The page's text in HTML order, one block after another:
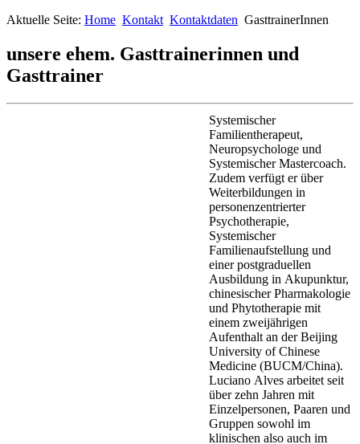
Aktuelle Seite: Home Kontakt Kontaktdaten GasttrainerInnen
unsere ehem. Gasttrainerinnen und
Gasttrainer
Systemischer
Familientherapeut,
Neuropsychologe und
Systemischer Mastercoach.
Zudem verfügt er über
Weiterbildungen in
personenzentrierter
Psychotherapie,
Systemischer
Familienaufstellung und
einer postgraduellen
Ausbildung in Akupunktur,
chinesischer Pharmakologie
und Phytotherapie mit
einem zweijährigen
Aufenthalt an der Beijing
University of Chinese
Medicine (BUCM/China).
Luciano Alves arbeitet seit
über zehn Jahren mit
Einzelpersonen, Paaren und
Gruppen sowohl im
klinischen also auch im